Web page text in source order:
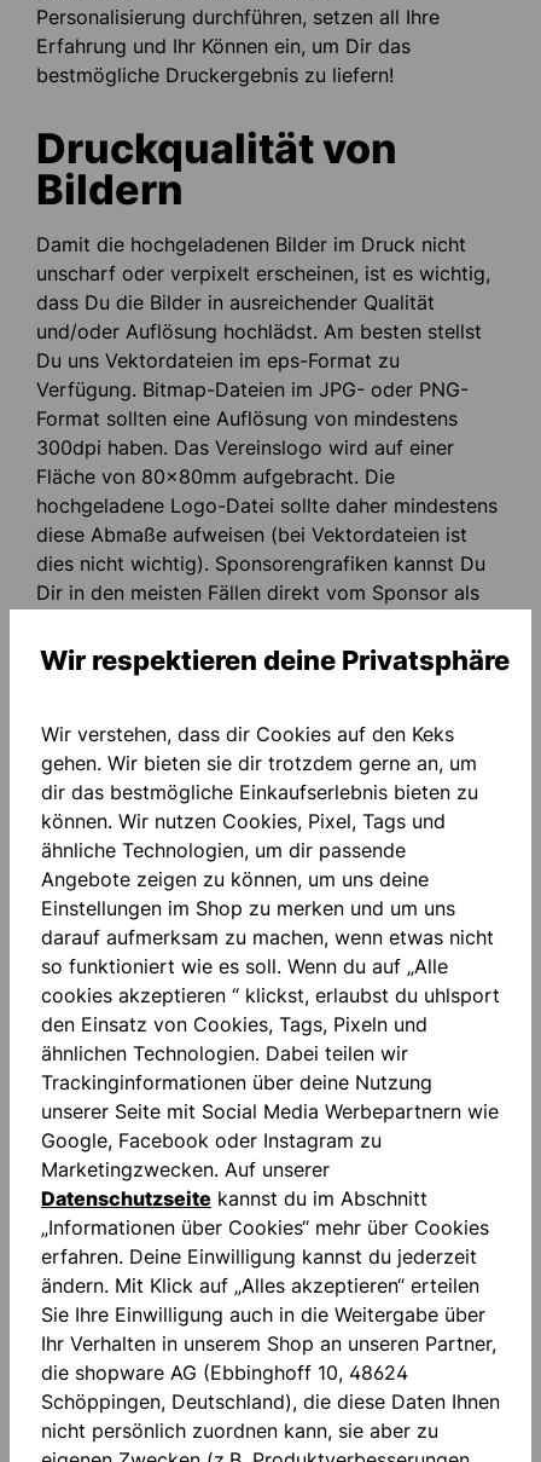
Personalisierung durchführen, setzen all Ihre
Erfahrung und Ihr Können ein, um Dir das
bestmögliche Druckergebnis zu liefern!
Druckqualität von
Bildern
Damit die hochgeladenen Bilder im Druck nicht
unscharf oder verpixelt erscheinen, ist es wichtig,
dass Du die Bilder in ausreichender Qualität
und/oder Auflösung hochlädst. Am besten stellst
Du uns Vektordateien im eps-Format zu
Verfügung. Bitmap-Dateien im JPG- oder PNG-
Format sollten eine Auflösung von mindestens
300dpi haben. Das Vereinslogo wird auf einer
Fläche von 80x80mm aufgebracht. Die
hochgeladene Logo-Datei sollte daher mindestens
diese Abmaße aufweisen (bei Vektordateien ist
dies nicht wichtig). Sponsorengrafiken kannst Du
Dir in den meisten Fällen direkt vom Sponsor als
optimalen Druck steht dann nichts mehr im Weg.
oder PNGs möglichst groooooooooß hochladen.
Bestellinfos
Bitte vergewissere dich unbedingt, dass du die
nötigen Rechte besitzt, um die übermittelten Bilder
oder Logos für kommerzielle Zwecke zu nutzen.
Copyright Hinweise
Der Kunde ist dafür verantwortlich, dass der von
ihm übermittelte Gestaltungswunsch nicht gegen
Rechte Dritter (insbesondere Markenrechte,
Namensrechte und Urheberrechte) oder
gesetzliche Bestimmungen verstößt. uhlsport
behält sich vor, übermittelte Bestellanfragen
abzulehnen. Sollte der vom Kunden übermittelte
Gestaltungswunsch die Rechte Dritter verletzen,
stellt der Kunde uhlsport von sämtlichen
Ansprüchen Dritter, insbesondere auf
Schadenersatz, auch bezüglich evtl. entstehender
Kosten, insbesondere Abmahnkosten und Kosten
eines einstweiligen Verfügungsverfahrens, frei. Der
Kunde ist ausdrücklich auch damit einverstanden,
Wir respektieren deine Privatsphäre
Wir verstehen, dass dir Cookies auf den Keks
gehen. Wir bieten sie dir trotzdem gerne an, um
dir das bestmögliche Einkaufserlebnis bieten zu
können. Wir nutzen Cookies, Pixel, Tags und
ähnliche Technologien, um dir passende
Angebote zeigen zu können, um uns deine
Einstellungen im Shop zu merken und um uns
darauf aufmerksam zu machen, wenn etwas nicht
so funktioniert wie es soll. Wenn du auf „Alle
cookies akzeptieren “ klickst, erlaubst du uhlsport
den Einsatz von Cookies, Tags, Pixeln und
ähnlichen Technologien. Dabei teilen wir
Trackinginformationen über deine Nutzung
unserer Seite mit Social Media Werbepartnern wie
Google, Facebook oder Instagram zu
Marketingzwecken. Auf unserer
Datenschutzseite kannst du im Abschnitt
„Informationen über Cookies“ mehr über Cookies
erfahren. Deine Einwilligung kannst du jederzeit
ändern. Mit Klick auf „Alles akzeptieren“ erteilen
Sie Ihre Einwilligung auch in die Weitergabe über
Ihr Verhalten in unserem Shop an unseren Partner,
die shopware AG (Ebbinghoff 10, 48624
Schöppingen, Deutschland), die diese Daten Ihnen
nicht persönlich zuordnen kann, sie aber zu